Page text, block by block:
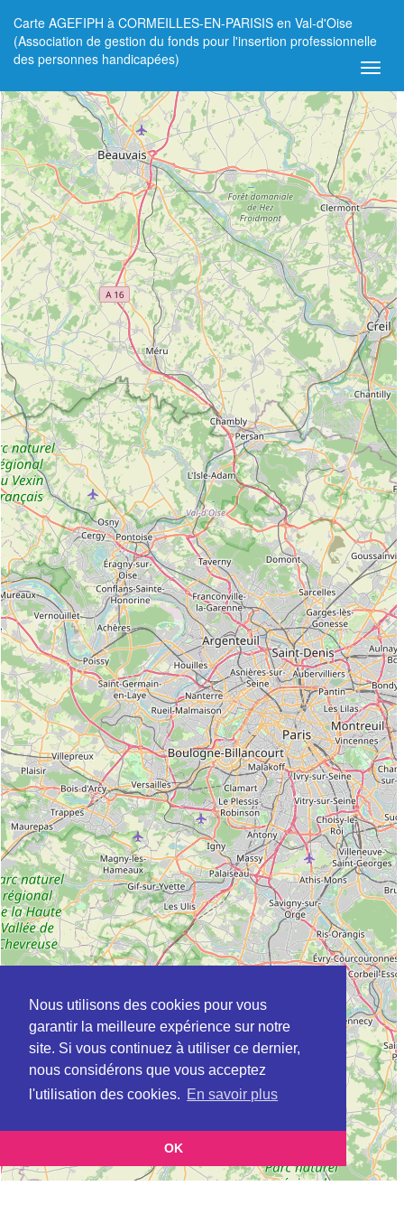
Nous utilisons des cookies pour vous
garantir la meilleure expérience sur notre
site. Si vous continuez à utiliser ce dernier,
nous considérons que vous acceptez
l'utilisation des cookies. En savoir plus
OK
Carte AGEFIPH à CORMEILLES-EN-PARISIS en Val-d'Oise
(Association de gestion du fonds pour l'insertion professionnelle
des personnes handicapées)
+
−